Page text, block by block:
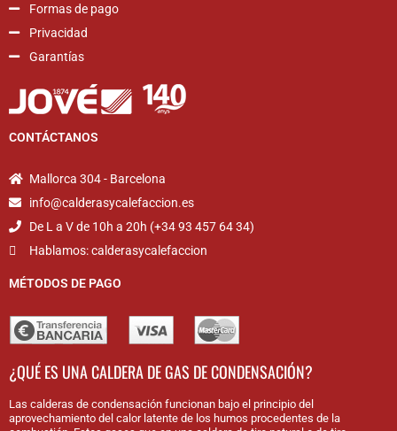
Formas de pago
Privacidad
Garantías
CONTÁCTANOS
Mallorca 304 - Barcelona
info@calderasycalefaccion.es
De L a V de 10h a 20h (+34 93 457 64 34)
Hablamos: calderasycalefaccion
MÉTODOS DE PAGO
¿QUÉ ES UNA CALDERA DE GAS DE CONDENSACIÓN?
Las calderas de condensación funcionan bajo el principio del
aprovechamiento del calor latente de los humos procedentes de la